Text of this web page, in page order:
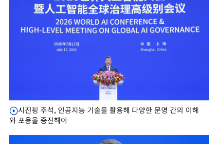
시진핑 주석, 인공지능 기술을 활용해 다양한 문명 간의 이해
와 포용을 증진해야